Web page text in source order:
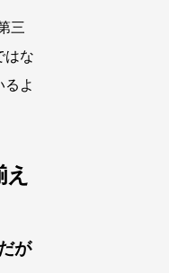
三
はな
るよ
が